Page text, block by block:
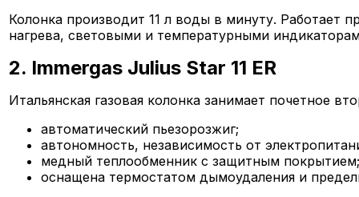
Колонка производит 11 л воды в минуту. Работает
нагрева, световыми и температурными
2. Immergas Julius Star 11 ER
Итальянская газовая колонка занимает почетное
автоматический пьезорозжиг;
автономность, независимость от
медный теплообменник с защитным
оснащена термостатом дымоудаления и